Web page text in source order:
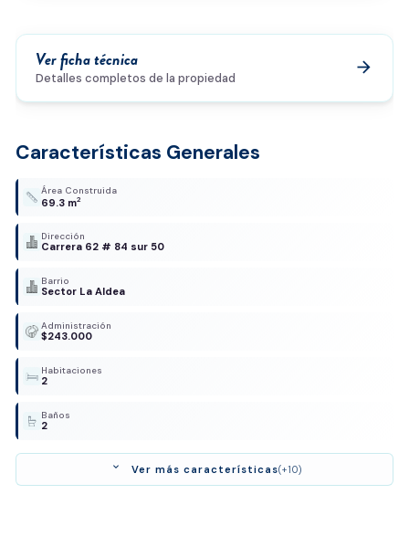
Ver ficha técnica
Detalles completos de la propiedad
arrow_forward
Características Generales
Área Construida
69.3 m2
Dirección
Carrera 62 # 84 sur 50
Barrio
Sector La Aldea
Administración
$243.000
Habitaciones
2
Baños
2
expand_more Ver más características(+10)